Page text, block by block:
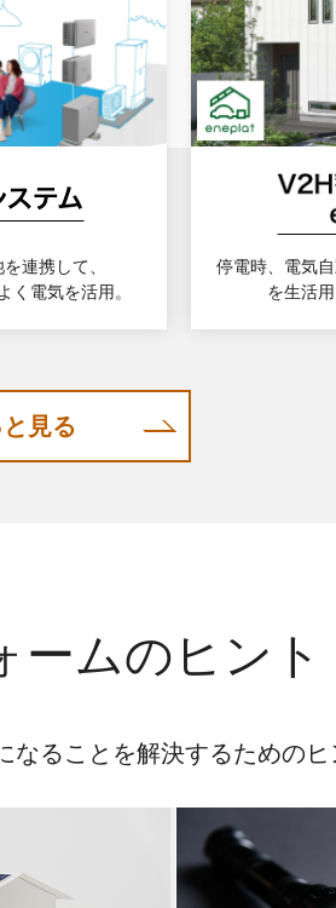
連携して、
く電気を活用。
停電時、電気
を生活
見る
ームの ヒント
なることを解決するためのヒ